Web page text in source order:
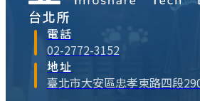
台北所
電話
02-2772-3152
地址
臺北市大安區忠孝東路四段